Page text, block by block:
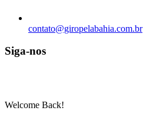
contato@giropelabahia.com.br
Siga-nos
Welcome Back!